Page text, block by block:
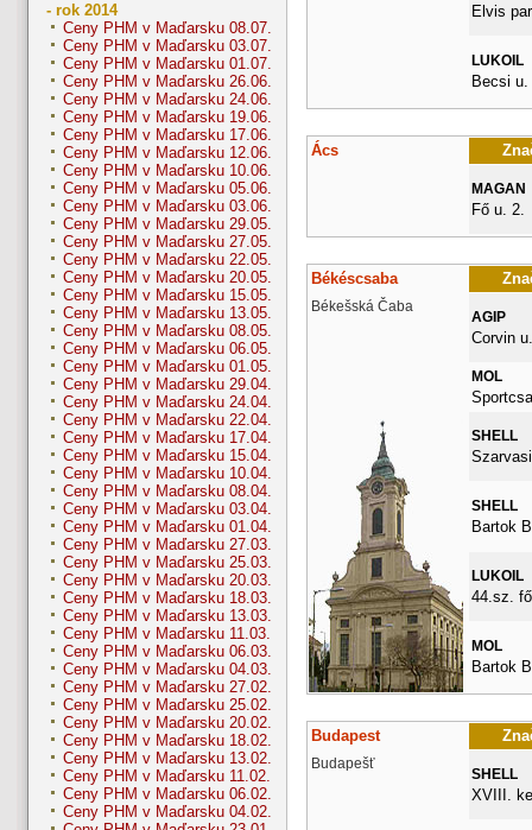
- rok 2014
Ceny PHM v Maďarsku 08.07.
Ceny PHM v Maďarsku 03.07.
Ceny PHM v Maďarsku 01.07.
Ceny PHM v Maďarsku 26.06.
Ceny PHM v Maďarsku 24.06.
Ceny PHM v Maďarsku 19.06.
Ceny PHM v Maďarsku 17.06.
Ceny PHM v Maďarsku 12.06.
Ceny PHM v Maďarsku 10.06.
Ceny PHM v Maďarsku 05.06.
Ceny PHM v Maďarsku 03.06.
Ceny PHM v Maďarsku 29.05.
Ceny PHM v Maďarsku 27.05.
Ceny PHM v Maďarsku 22.05.
Ceny PHM v Maďarsku 20.05.
Ceny PHM v Maďarsku 15.05.
Ceny PHM v Maďarsku 13.05.
Ceny PHM v Maďarsku 08.05.
Ceny PHM v Maďarsku 06.05.
Ceny PHM v Maďarsku 01.05.
Ceny PHM v Maďarsku 29.04.
Ceny PHM v Maďarsku 24.04.
Ceny PHM v Maďarsku 22.04.
Ceny PHM v Maďarsku 17.04.
Ceny PHM v Maďarsku 15.04.
Ceny PHM v Maďarsku 10.04.
Ceny PHM v Maďarsku 08.04.
Ceny PHM v Maďarsku 03.04.
Ceny PHM v Maďarsku 01.04.
Ceny PHM v Maďarsku 27.03.
Ceny PHM v Maďarsku 25.03.
Ceny PHM v Maďarsku 20.03.
Ceny PHM v Maďarsku 18.03.
Ceny PHM v Maďarsku 13.03.
Ceny PHM v Maďarsku 11.03.
Ceny PHM v Maďarsku 06.03.
Ceny PHM v Maďarsku 04.03.
Ceny PHM v Maďarsku 27.02.
Ceny PHM v Maďarsku 25.02.
Ceny PHM v Maďarsku 20.02.
Ceny PHM v Maďarsku 18.02.
Ceny PHM v Maďarsku 13.02.
Ceny PHM v Maďarsku 11.02.
Ceny PHM v Maďarsku 06.02.
Ceny PHM v Maďarsku 04.02.
Elvis
LUKOIL
Becsi u.
Ács
MAGAN
Fő u. 2.
Békéscsaba
Békešská Čaba
AGIP
Corvin
MOL
SHELL
SHELL
Bartok
LUKOIL
44.sz.
MOL
Bartok
Budapest
Budapešť
SHELL
XVIII.